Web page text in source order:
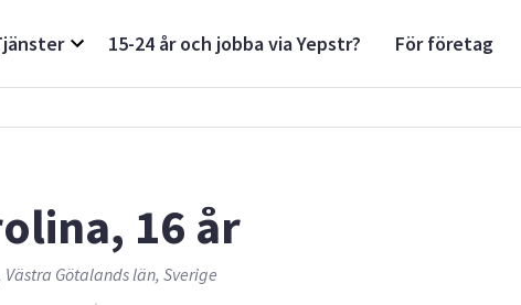
15-24 år och jobba via Yepstr? För företag
16 år
Västra Götalands län, Sverige